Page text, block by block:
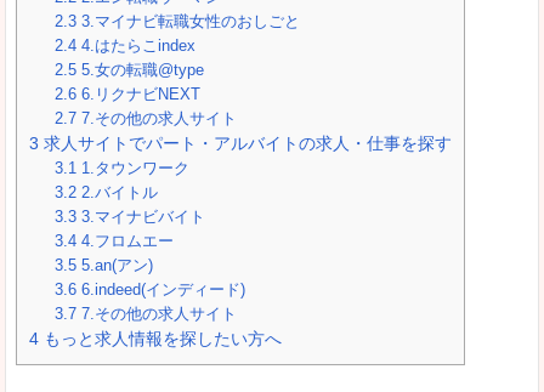
2.3 3.マイナビ転職女性のおしごと
2.4 4.はたらこindex
2.5 5.女の転職@type
2.6 6.リクナビNEXT
2.7 7.その他の求人サイト
3 求人サイトでパート・アルバイトの求人・仕事を探す
3.1 1.タウンワーク
3.2 2.バイトル
3.3 3.マイナビバイト
3.4 4.フロムエー
3.5 5.an(アン)
3.6 6.indeed(インディード)
3.7 7.その他の求人サイト
4 もっと求人情報を探したい方へ